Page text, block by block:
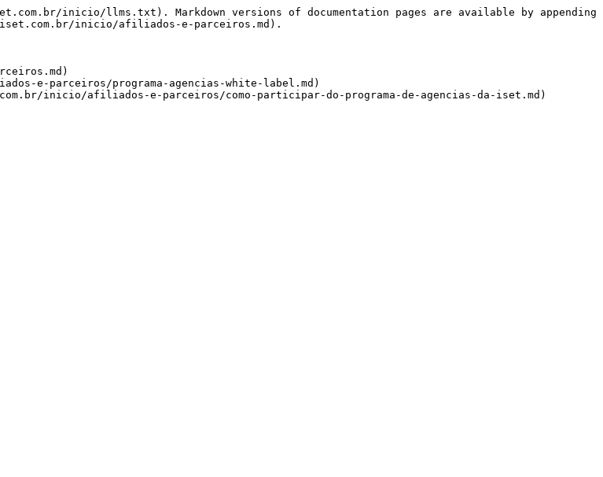
inicio/llms.txt). Markdown versions of documentation pages are available by appending
inicio/afiliados-e-parceiros.md).
e-parceiros/programa-agencias-white-label.md)